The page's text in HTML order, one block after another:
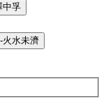
中孚
火水未濟